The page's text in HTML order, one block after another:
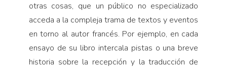
otras cosas, que un público no especializado
acceda a la compleja trama de textos y eventos
en torno al autor francés. Por ejemplo, en cada
ensayo de su libro intercala pistas o una breve
historia sobre la recepción y la traducción de